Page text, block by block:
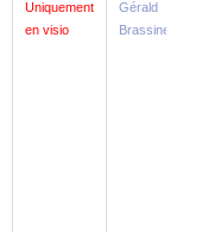
Uniquement
en visio
Gérald
Brassine